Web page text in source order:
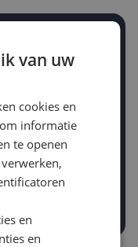
Gewenste prijs
€
van uw
cookies en
informatie
te openen
en
en